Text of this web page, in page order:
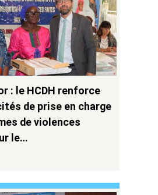
: le HCDH renforce
de prise en charge
de violences
le…